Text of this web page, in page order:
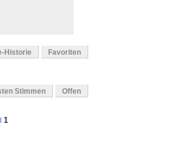
Historie Favoriten
Stimmen Offen
1